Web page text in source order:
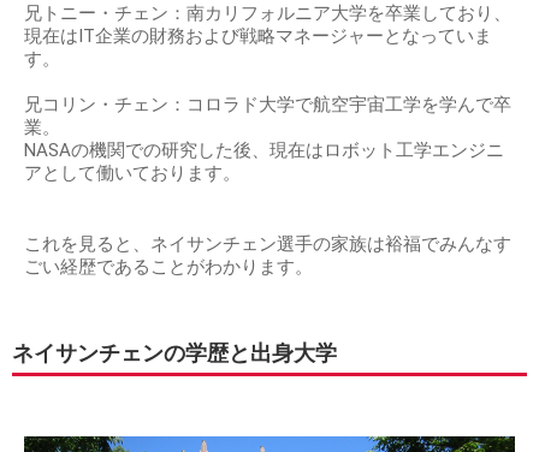
兄トニー・チェン：南カリフォルニア大学を卒業しており、
現在はIT企業の財務および戦略マネージャーとなっていま
す。
兄コリン・チェン：コロラド大学で航空宇宙工学を学んで卒
業。
NASAの機関での研究した後、現在はロボット工学エンジニ
アとして働いております。
これを見ると、ネイサンチェン選手の家族は裕福でみんなす
ごい経歴であることがわかります。
ネイサンチェンの学歴と出身大学